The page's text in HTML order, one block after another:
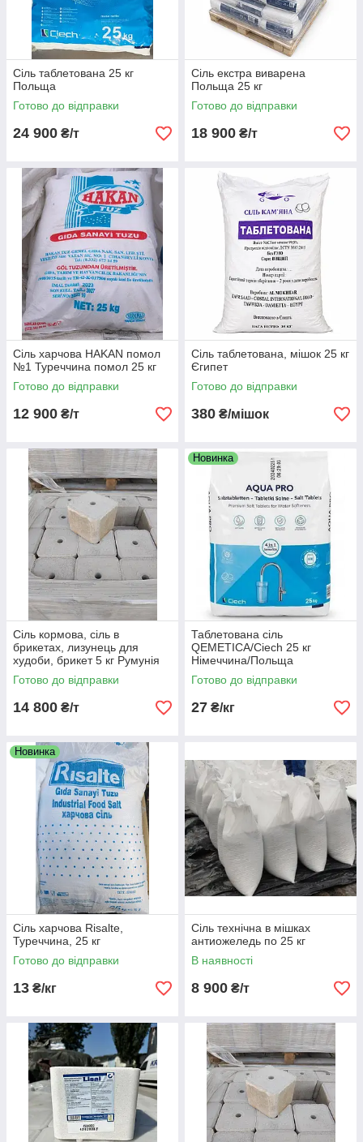
Сіль таблетована 25 кг
Польща
Готово до відправки
24 900 ₴/т
Сіль екстра виварена
Польща 25 кг
Готово до відправки
18 900 ₴/т
Сіль харчова HAKAN помол
№1 Туреччина помол 25 кг
Готово до відправки
12 900 ₴/т
Сіль таблетована, мішок 25 кг
Єгипет
Готово до відправки
380 ₴/мішок
Сіль кормова, сіль в
брикетах, лизунець для
худоби, брикет 5 кг Румунія
Готово до відправки
14 800 ₴/т
Новинка
Таблетована сіль
QEMETICA/Ciech 25 кг
Німеччина/Польща
Готово до відправки
27 ₴/кг
Новинка
Сіль харчова Risalte,
Туреччина, 25 кг
Готово до відправки
13 ₴/кг
Сіль технічна в мішках
антиожеледь по 25 кг
В наявності
8 900 ₴/т